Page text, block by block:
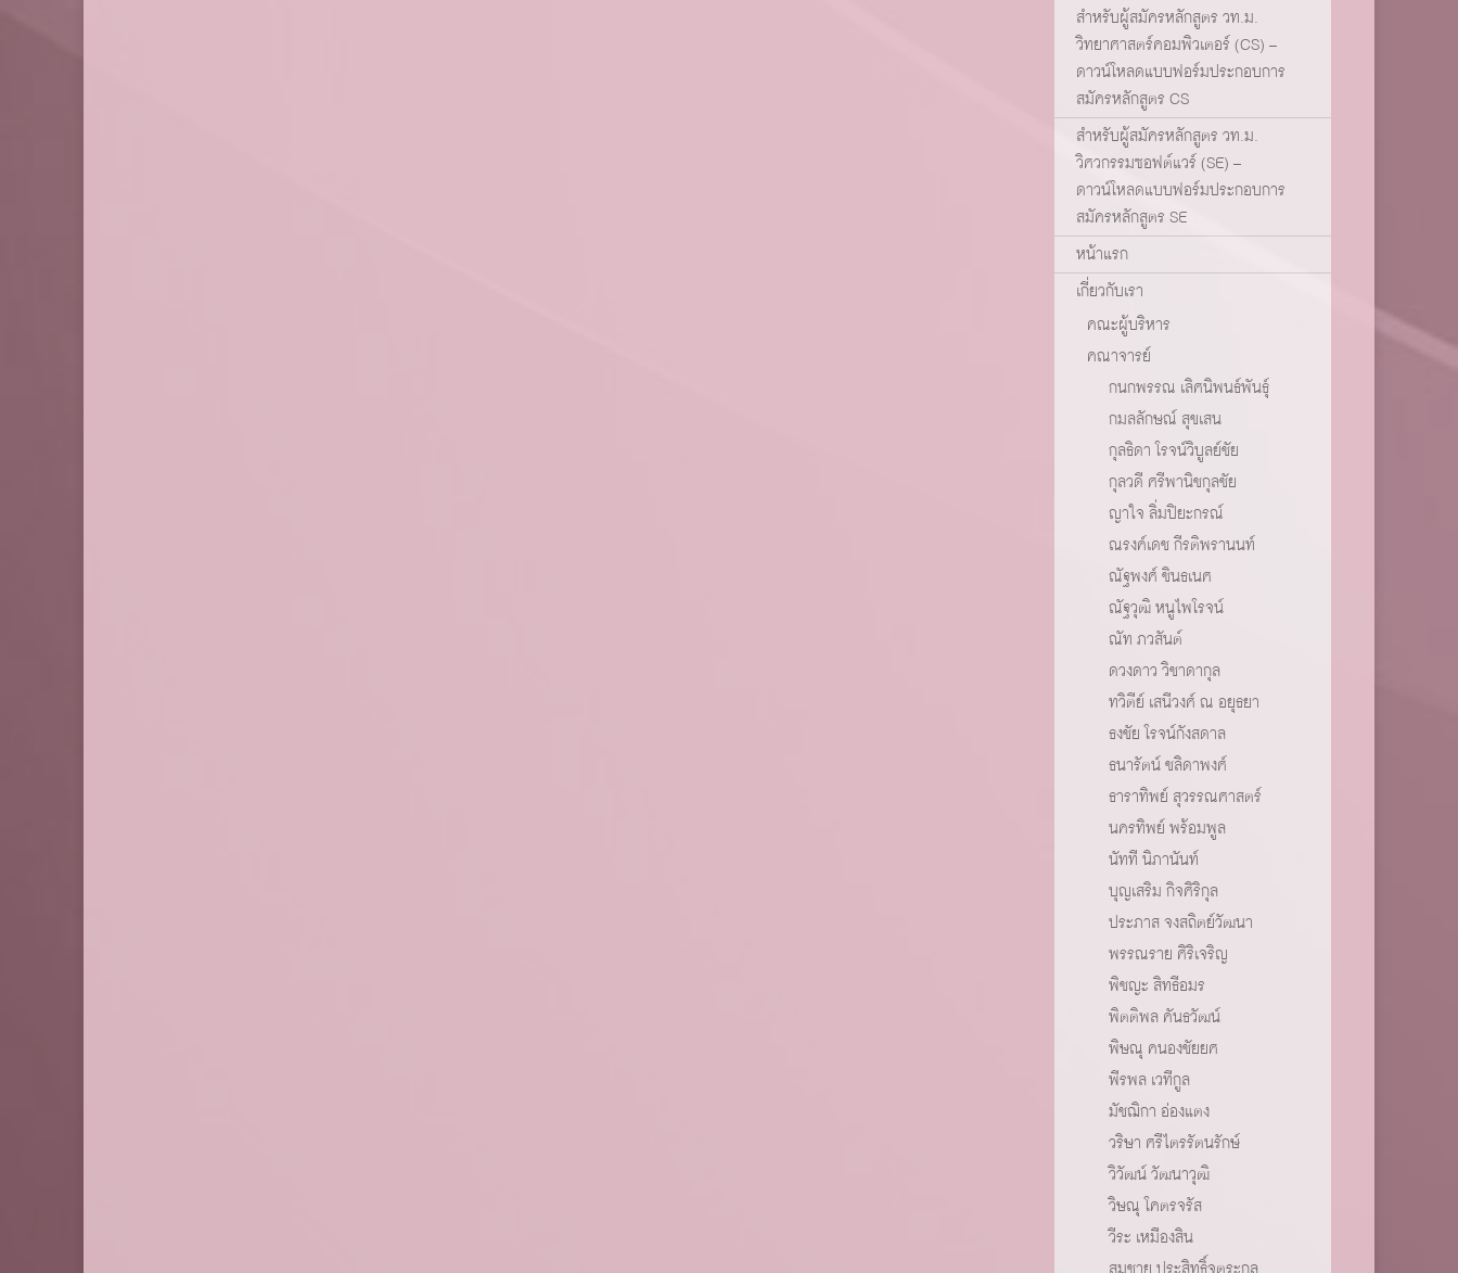
สำหรับผู้สมัครหลักสูตร วท.ม.
วิทยาศาสตร์คอมพิวเตอร์ (CS) –
ดาวน์โหลดแบบฟอร์มประกอบการ
สมัครหลักสูตร CS
สำหรับผู้สมัครหลักสูตร วท.ม.
วิศวกรรมซอฟต์แวร์ (SE) –
ดาวน์โหลดแบบฟอร์มประกอบการ
สมัครหลักสูตร SE
หน้าแรก
เกี่ยวกับเรา
คณะผู้บริหาร
คณาจารย์
กนกพรรณ เลิศนิพนธ์พันธุ์
กมลลักษณ์ สุขเสน
กุลธิดา โรจน์วิบูลย์ชัย
กุลวดี ศรีพานิชกุลชัย
ญาใจ ลิ่มปิยะกรณ์
ณรงค์เดช กีรติพรานนท์
ณัฐพงศ์ ชินธเนศ
ณัฐวุฒิ หนูไพโรจน์
ณัท ภวสันต์
ดวงดาว วิชาดากุล
ทวิตีย์ เสนีวงศ์ ณ อยุธยา
ธงชัย โรจน์กังสดาล
ธนารัตน์ ชลิดาพงศ์
ธาราทิพย์ สุวรรณศาสตร์
นครทิพย์ พร้อมพูล
นัทที นิภานันท์
บุญเสริม กิจศิริกุล
ประภาส จงสถิตย์วัฒนา
พรรณราย ศิริเจริญ
พิชญะ สิทธีอมร
พิตติพล คันธวัฒน์
พิษณุ คนองชัยยศ
พีรพล เวทีกูล
มัชฌิกา อ่องแตง
วริษา ศรีไตรรัตนรักษ์
วิวัฒน์ วัฒนาวุฒิ
วิษณุ โคตรจรัส
วีระ เหมืองสิน